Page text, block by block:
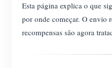
Esta página explica o que
por onde começar. O envio
recompensas são agora